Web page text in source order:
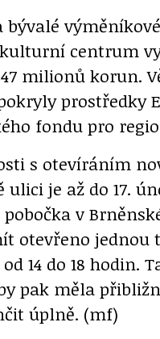
bývalé
centrum
milionů korun.
prostředky
fondu pro
s otevíráním
ulici je až do 17.
v
otevřeno jednou
14 do 18 hodin.
pak měla
úplně. (mf)